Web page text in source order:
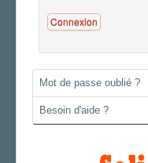
AGENDA
Connexion
Mot de passe oublié ?
Besoin d'aide ?